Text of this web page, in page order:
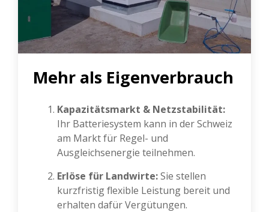
Mehr als Eigenverbrauch
Kapazitätsmarkt & Netzstabilität:
Ihr Batteriesystem kann in der Schweiz
am Markt für Regel- und
Ausgleichsenergie teilnehmen.
Erlöse für Landwirte:Sie stellen
kurzfristig flexible Leistung bereit und
erhalten dafür Vergütungen.